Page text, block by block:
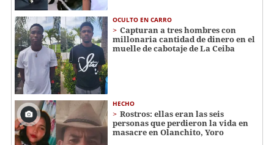
OCULTO EN CARRO
Capturan a tres hombres con
millonaria cantidad de dinero en el
muelle de cabotaje de La Ceiba
HECHO
Rostros: ellas eran las seis
personas que perdieron la vida en
masacre en Olanchito, Yoro